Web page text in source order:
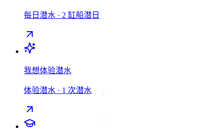
每日潜水 · 2 缸船潜日
我想体验潜水
体验潜水 · 1 次潜水